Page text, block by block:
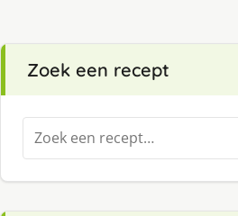
Zoek een recept
Zoeken
naar: